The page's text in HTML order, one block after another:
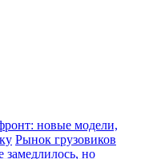
новые модели,
Рынок грузовиков
замедлилось, но